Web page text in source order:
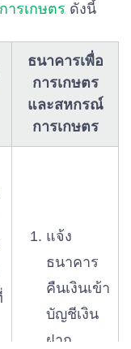
ารเกษตร ดังนี้
ธนาคารเพื่อ
การเกษตร
และสหกรณ์
การเกษตร
แจ้ง
ธนาคาร
คืนเงินเข้า
บัญชีเงิน
ฝาก